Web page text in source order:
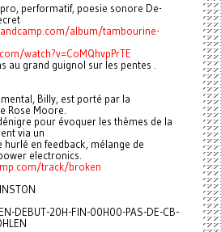
performatif, poesie sonore De-
album/tambourine-
watch?v=CoMQhvpPrTE
au grand guignol sur les pentes .
Billy, est porté par la
Rose Moore.
pour évoquer les thèmes de la
via un
hurlé en feedback, mélange de
electronics.
track/broken
DEBUT-20H-FIN-00H00-PAS-DE-CB-